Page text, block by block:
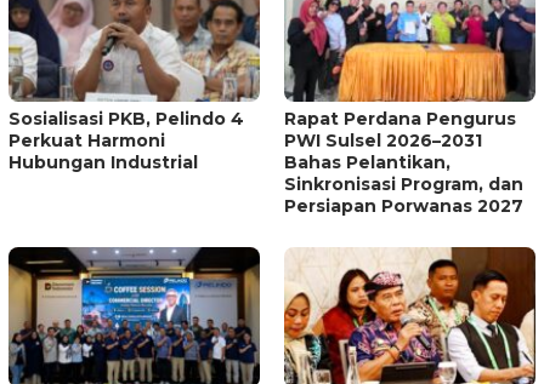
Sosialisasi PKB, Pelindo 4
Perkuat Harmoni
Hubungan Industrial
Rapat Perdana Pengurus
PWI Sulsel 2026–2031
Bahas Pelantikan,
Sinkronisasi Program, dan
Persiapan Porwanas 2027